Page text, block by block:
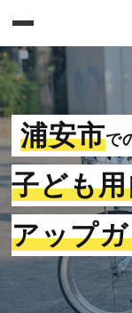
浦安市で
子ども
アップ